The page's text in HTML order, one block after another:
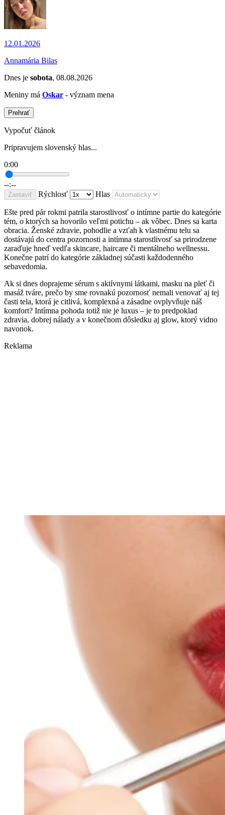
12.01.2026
Annamária Bilas
Dnes je sobota, 08.08.2026
Meniny má Oskar - význam mena
Prehrať
Vypočuť článok
Pripravujem slovenský hlas...
0:00
--:--
Zastaviť Rýchlosť Hlas
Ešte pred pár rokmi patrila starostlivosť o intímne partie do kategórie
tém, o ktorých sa hovorilo veľmi potichu – ak vôbec. Dnes sa karta
obracia. Ženské zdravie, pohodlie a vzťah k vlastnému telu sa
dostávajú do centra pozornosti a intímna starostlivosť sa prirodzene
zaraďuje hneď vedľa skincare, haircare či mentálneho wellnessu.
Konečne patrí do kategórie základnej súčasti každodenného
sebavedomia.
Ak si dnes doprajeme sérum s aktívnymi látkami, masku na pleť či
masáž tváre, prečo by sme rovnakú pozornosť nemali venovať aj tej
časti tela, ktorá je citlivá, komplexná a zásadne ovplyvňuje náš
komfort? Intímna pohoda totiž nie je luxus – je to predpoklad
zdravia, dobrej nálady a v konečnom dôsledku aj glow, ktorý vidno
navonok.
Reklama